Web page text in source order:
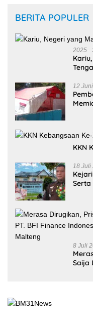
BERITA POPULER
2025
12
KKN
18 Juli
Serta
8 Juli
Saija